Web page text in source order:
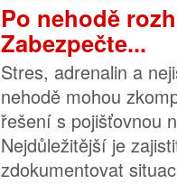
Po nehodě
Zabezpečte...
Stres, adrenalin a
nehodě mohou
řešení s pojišťovnou
Nejdůležitější je
zdokumentovat